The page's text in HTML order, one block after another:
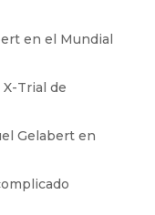
en el Mundial
Trial de
Gelabert en